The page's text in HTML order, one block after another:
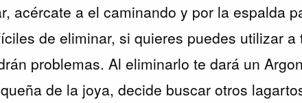
acércate a el caminando y por la espalda
de eliminar, si quieres puedes utilizar a
problemas. Al eliminarlo te dará un
de la joya, decide buscar otros